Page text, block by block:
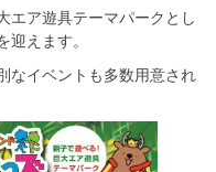
エア遊具テーマパークとし
迎えます。
なイベントも多数用意され